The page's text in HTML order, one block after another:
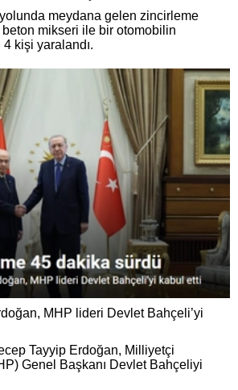
yolunda meydana gelen zincirleme
beton mikseri ile bir otomobilin
4 kişi yaralandı.
MHP lideri Devlet Bahçeli’yi
Tayyip Erdoğan, Milliyetçi
Genel Başkanı Devlet Bahçeliyi